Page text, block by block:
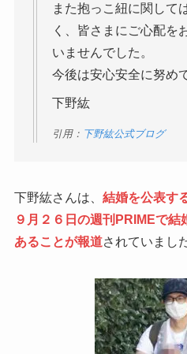
また抱っこ紐に関して
く、皆さまにご心配を
いませんでした。
今後は安心安全に努め
下野紘
引用： 下野紘公式ブログ
下野紘さんは、 結婚を公表す
９月２６日の週刊PRIMEで
あることが報道されていまし